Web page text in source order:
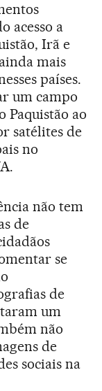
acesso a
Irã e
mais
países.
um campo
Paquistão ao
satélites de
no
não tem
de
se
de
um
não
de
sociais na